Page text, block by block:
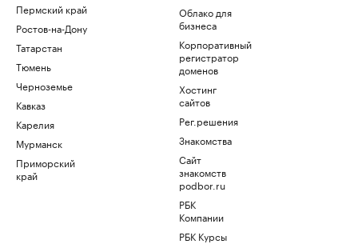
Пермский край
Ростов-на-Дону
Татарстан
Тюмень
Черноземье
Кавказ
Карелия
Мурманск
Приморский
край
Облако для
бизнеса
Корпоративный
регистратор
доменов
Хостинг
сайтов
Рег.решения
Знакомства
Сайт
знакомств
podbor.ru
РБК
Компании
РБК Курсы